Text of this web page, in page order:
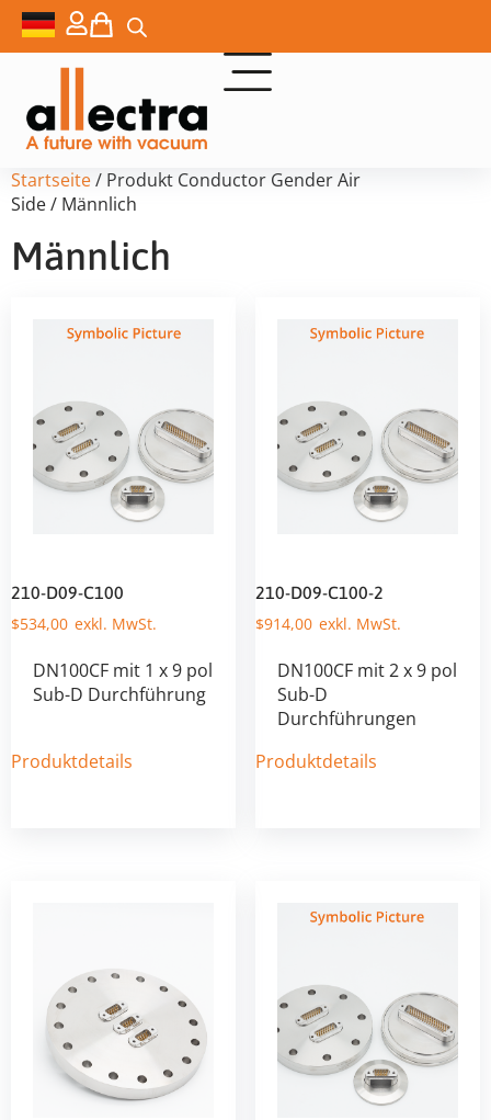
Startseite/ Produkt Conductor Gender Air
Side / Männlich
Männlich
210-D09-C100
$534,00
DN100CF mit 1 x 9 pol
Sub-D Durchführung
Produktdetails
210-D09-C100-2
$914,00
DN100CF mit 2 x 9 pol
Sub-D
Durchführungen
Produktdetails